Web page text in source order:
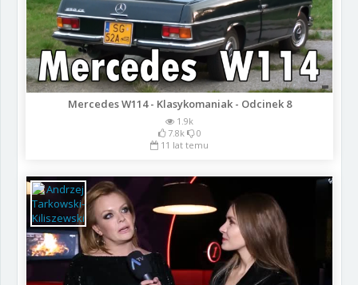
Mercedes W114 - Klasykomaniak - Odcinek 8
1.9k
7.8k
0
11 lat temu